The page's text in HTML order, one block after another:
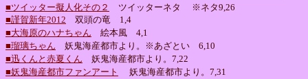
■ツイッター擬人化その２
ツイッターネタ
※ネタ9,26
■謹賀新年2012 双頭の竜 1,4
■大海原のハナちゃん 絵本風 4,1
■瑠璃ちゃん 妖鬼海産都市より。※あざとい 6,10
■迅くんと赤夏くん 妖鬼海産都市より。7,22
■妖鬼海産都市ファンアート
妖鬼海産都市より。7,31